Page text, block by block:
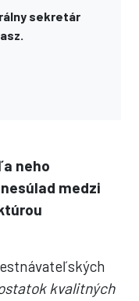
sekretár
neho
medzi
kvalitných